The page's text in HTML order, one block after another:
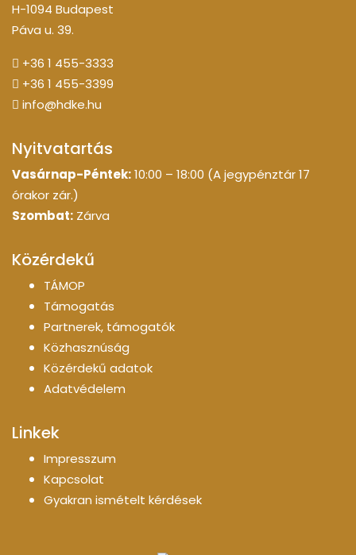
H-1094 Budapest
Páva u. 39.
+36 1 455-3333
+36 1 455-3399
info@hdke.hu
Nyitvatartás
Vasárnap-Péntek:10:00 – 18:00 (A jegypénztár 17
órakor zár.)
Szombat: Zárva
Közérdekű
TÁMOP
Támogatás
Partnerek, támogatók
Közhasznúság
Közérdekű adatok
Adatvédelem
Linkek
Impresszum
Kapcsolat
Gyakran ismételt kérdések